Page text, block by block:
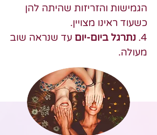
הגמישות והזריזות שהיתה להן
כשעוד ראינו מצויין.
4. נתרגל ביום-יום עד שנראה שוב
מעולה.